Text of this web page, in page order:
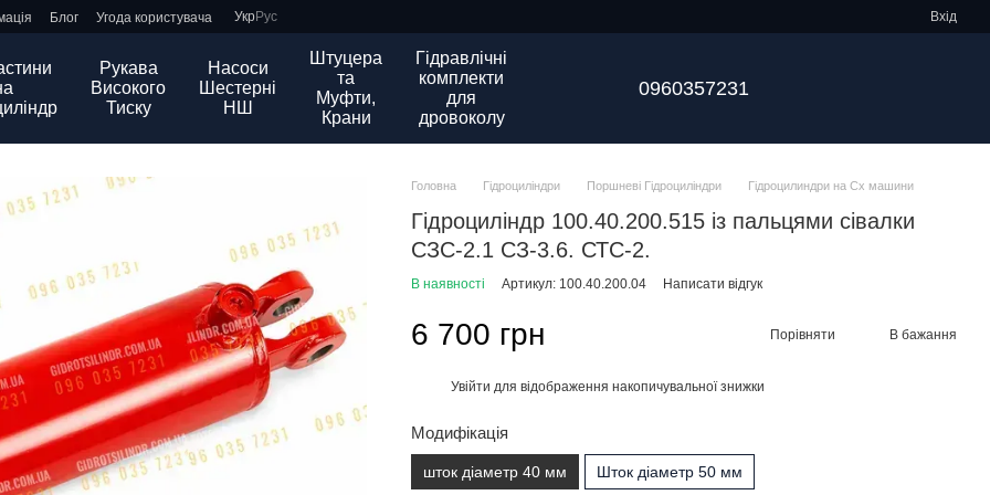
Блог Угода користувача УкрРус Вхід
Рукава
Високого
Тиску
Насоси
Шестерні
НШ
Штуцера
та
Муфти,
Крани
Гідравлічні
комплекти
для
дровоколу
0960357231
Головна Гідроциліндри Поршневі Гідроциліндри Гідроцилиндри на Сх машини
Гідроциліндр 100.40.200.515 із пальцями сівалки
СЗС-2.1 СЗ-3.6. СТС-2.
В наявності Артикул: 100.40.200.04 Написати відгук
6 700 грн Порівняти В бажання
Увійти для відображення накопичувальної знижки
Модифікація
шток діаметр 40 мм Шток діаметр 50 мм